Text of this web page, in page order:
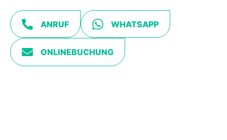
ANRUF WHATSAPP
ONLINEBUCHUNG